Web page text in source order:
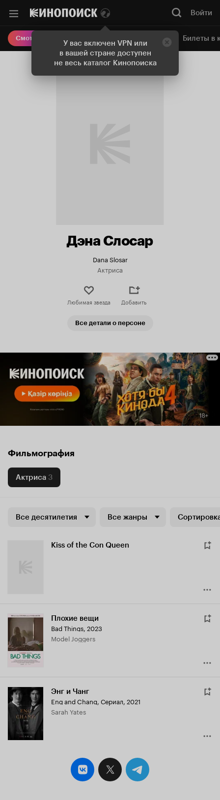
У вас включен VPN или
в вашей стране доступен
не весь каталог Кинопоиска
Войти
Смотреть кино Онлайн-кинотеатр Билеты в
Дэна Слосар
Dana Slosar
Актриса
Любимая звезда Добавить
Все детали о персоне
Фильмография
Актриса 3
Все десятилетия Все жанры
Kiss of the Con Queen
Плохие вещи
Bad Things, 2023
Model Joggers
Энг и Чанг
Eng and Chang, Сериал, 2021
Sarah Yates